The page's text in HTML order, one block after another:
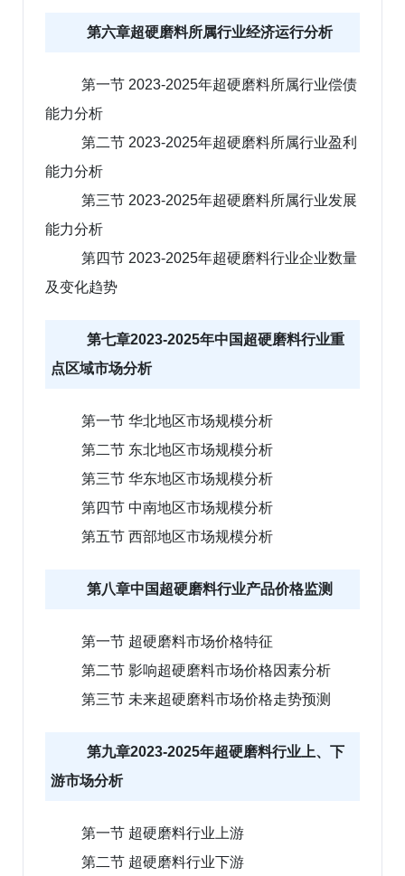
第六章超硬磨料所属行业经济运行分析
第一节 2023-2025年超硬磨料所属行业偿债
能力分析
第二节 2023-2025年超硬磨料所属行业盈利
能力分析
第三节 2023-2025年超硬磨料所属行业发展
能力分析
第四节 2023-2025年超硬磨料行业企业数量
及变化趋势
第七章2023-2025年中国超硬磨料行业重
点区域市场分析
第一节 华北地区市场规模分析
第二节 东北地区市场规模分析
第三节 华东地区市场规模分析
第四节 中南地区市场规模分析
第五节 西部地区市场规模分析
第八章中国超硬磨料行业产品价格监测
第一节 超硬磨料市场价格特征
第二节 影响超硬磨料市场价格因素分析
第三节 未来超硬磨料市场价格走势预测
第九章2023-2025年超硬磨料行业上、下
游市场分析
第一节 超硬磨料行业上游
第二节 超硬磨料行业下游